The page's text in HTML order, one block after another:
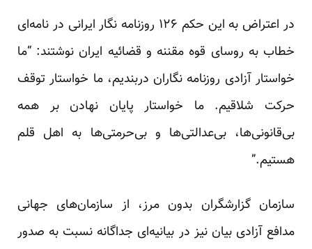
در اعتراض به این حکم ۱۲۶ روزنامه نگار ایرانی در نامه‌ای
خطاب به روسای قوه مقننه و قضائیه ایران نوشتند: “ما
خواستار آزادی روزنامه نگاران دربندیم، ما خواستار توقف
حرکت شلاقیم. ما خواستار پایان نهادن بر همه
بی‌قانونی‌ها، بی‌عدالتی‌ها و بی‌حرمتی‌ها به اهل قلم
هستیم.”
سازمان گزارشگران بدون مرز، از سازمان‌های جهانی
مدافع آزادی بیان نیز در بیانیه‌ای جداگانه نسبت به صدور